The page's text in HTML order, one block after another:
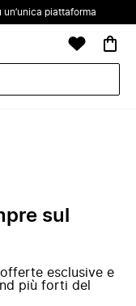
un’unica piattaforma
sul
esclusive e
più forti del